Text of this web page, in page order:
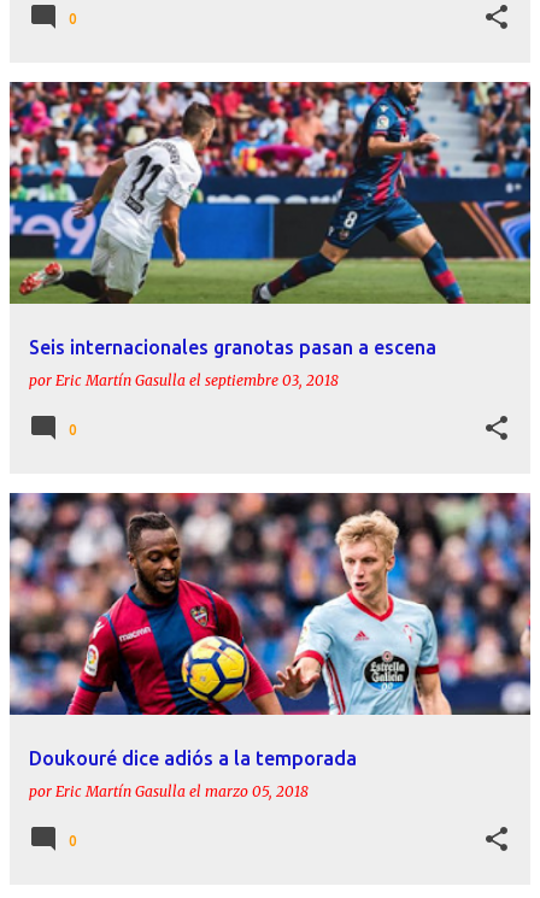
0
Seis internacionales granotas pasan a escena
por Eric Martín Gasulla el septiembre 03, 2018
0
Doukouré dice adiós a la temporada
por Eric Martín Gasulla el marzo 05, 2018
0